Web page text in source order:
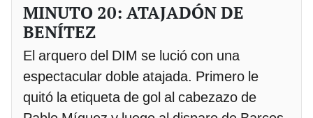
MINUTO 20: ATAJADÓN DE
BENÍTEZ
El arquero del DIM se lució con una
espectacular doble atajada. Primero le
quitó la etiqueta de gol al cabezazo de